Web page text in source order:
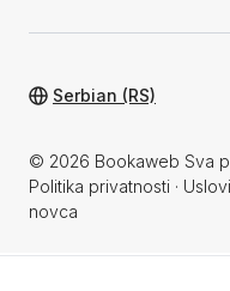
© 2026 Bookaweb Sva
Politika privatnosti ·
novca
Serbian (RS)